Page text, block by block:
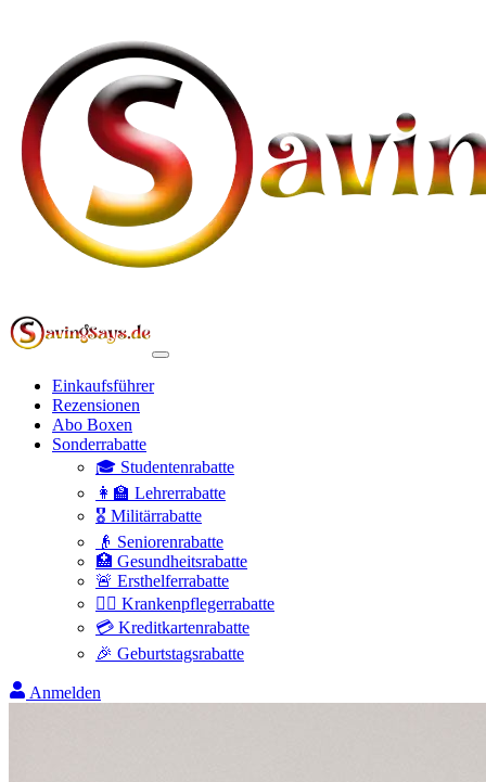
Einkaufsführer
Rezensionen
Abo Boxen
Sonderrabatte
🎓 Studentenrabatte
👩‍🏫 Lehrerrabatte
🎖️ Militärrabatte
👴 Seniorenrabatte
🏥 Gesundheitsrabatte
🚨 Ersthelferrabatte
👩‍⚕️ Krankenpflegerrabatte
💳 Kreditkartenrabatte
🎉 Geburtstagsrabatte
Anmelden